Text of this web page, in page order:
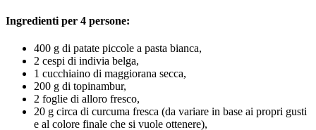
Ingredienti per 4 persone:
400 g di patate piccole a pasta bianca,
2 cespi di indivia belga,
1 cucchiaino di maggiorana secca,
200 g di topinambur,
2 foglie di alloro fresco,
20 g circa di curcuma fresca (da variare in base ai propri gusti
e al colore finale che si vuole ottenere),